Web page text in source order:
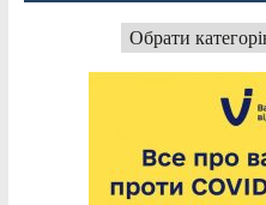
Категорії